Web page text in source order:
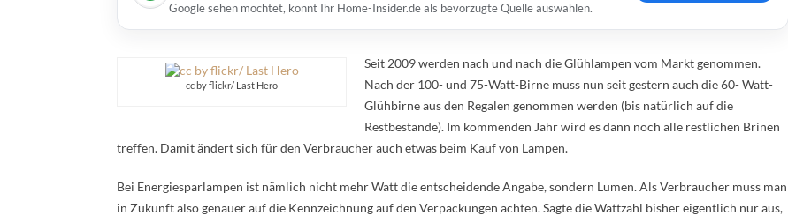
Google sehen möchtet, könnt Ihr Home-Insider.de als bevorzugte Quelle auswählen.
cc by flickr/ Last Hero
Seit 2009 werden nach und nach die Glühlampen vom Markt genommen.
Nach der 100- und 75-Watt-Birne muss nun seit gestern auch die 60- Watt-
Glühbirne aus den Regalen genommen werden (bis natürlich auf die
Restbestände). Im kommenden Jahr wird es dann noch alle restlichen Brinen
treffen. Damit ändert sich für den Verbraucher auch etwas beim Kauf von Lampen.
Bei Energiesparlampen ist nämlich nicht mehr Watt die entscheidende Angabe, sondern Lumen. Als Verbraucher muss man
in Zukunft also genauer auf die Kennzeichnung auf den Verpackungen achten. Sagte die Wattzahl bisher eigentlich nur aus,